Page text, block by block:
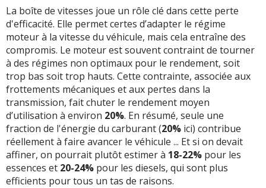
La boîte de vitesses joue un rôle clé dans cette perte
d'efficacité. Elle permet certes d’adapter le régime
moteur à la vitesse du véhicule, mais cela entraîne des
compromis. Le moteur est souvent contraint de tourner
à des régimes non optimaux pour le rendement, soit
trop bas soit trop hauts. Cette contrainte, associée aux
frottements mécaniques et aux pertes dans la
transmission, fait chuter le rendement moyen
d’utilisation à environ 20%. En résumé, seule une
fraction de l'énergie du carburant (20% ici) contribue
réellement à faire avancer le véhicule ... Et si on devait
affiner, on pourrait plutôt estimer à 18-22% pour les
essences et 20-24% pour les diesels, qui sont plus
efficients pour tous un tas de raisons.